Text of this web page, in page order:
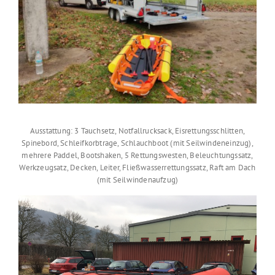
Ausstattung: 3 Tauchsetz, Notfallrucksack, Eisrettungsschlitten,
Spinebord, Schleifkorbtrage, Schlauchboot (mit Seilwindeneinzug),
mehrere Paddel, Bootshaken, 5 Rettungswesten, Beleuchtungssatz,
Werkzeugsatz, Decken, Leiter, Fließwasserrettungssatz, Raft am Dach
(mit Seilwindenaufzug)